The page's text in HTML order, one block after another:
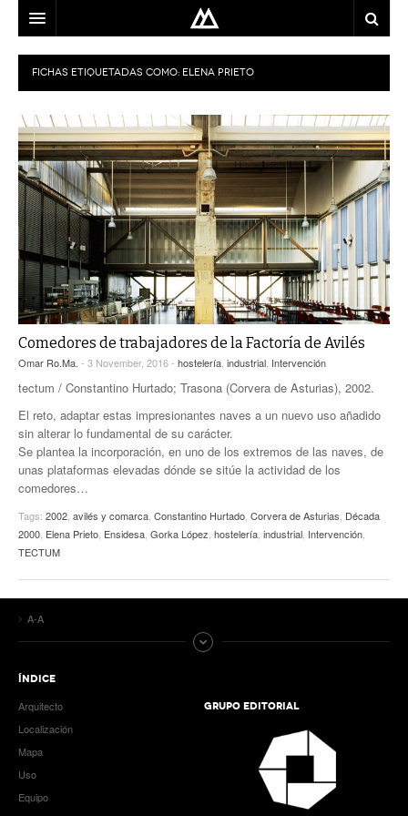
ARQUITECTO
LOCALIZACIÓN
MAPA
USO
EQUIPO
BLOG
CONTACTO
FICHAS ETIQUETADAS COMO: ELENA PRIETO
Comedores de trabajadores de la Factoría de Avilés
Omar Ro.Ma. - 3 November, 2016 - hostelería industrial Intervención
tectum / Constantino Hurtado; Trasona (Corvera de Asturias), 2002.
El reto, adaptar estas impresionantes naves a un nuevo uso añadido
sin alterar lo fundamental de su carácter.
Se plantea la incorporación, en uno de los extremos de las naves, de
unas plataformas elevadas dónde se sitúe la actividad de los
comedores…
Tags: 2002 avilés y comarca Constantino Hurtado Corvera de Asturias Década
2000 Elena Prieto Ensidesa Gorka López hostelería industrial Intervención
TECTUM
A-A
ÍNDICE
Arquitecto
Localización
Mapa
Uso
Equipo
GRUPO EDITORIAL